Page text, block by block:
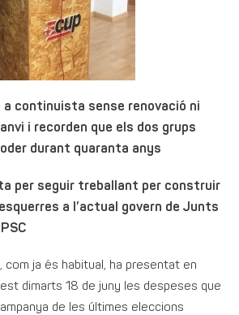
continuista sense renovació ni
i recorden que els dos grups
durant quaranta anys
per seguir treballant per construir
a l’actual govern de Junts
com ja és habitual, ha presentat en
dimarts 18 de juny les despeses que
de les últimes eleccions